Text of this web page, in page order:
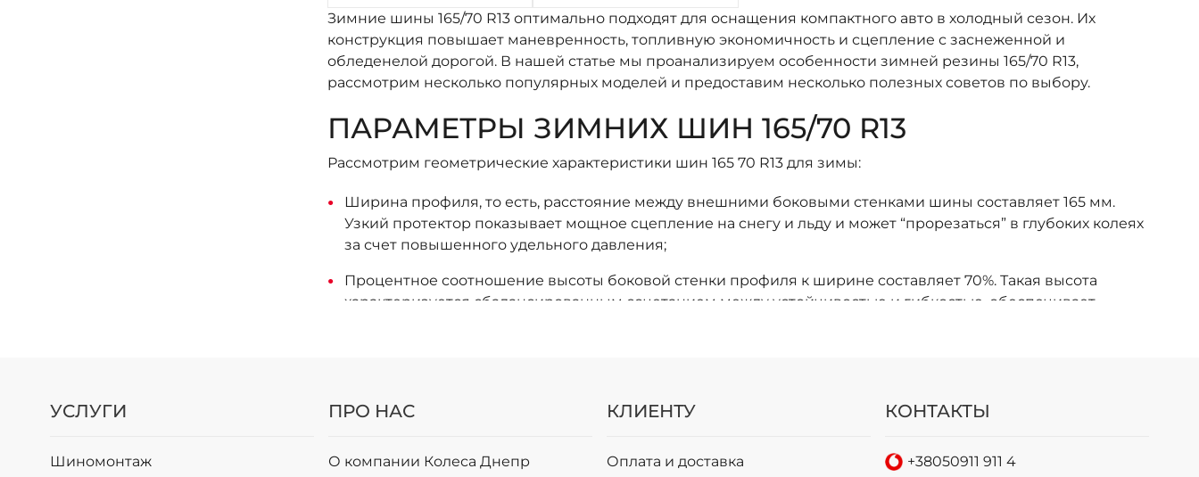
Зимние шины 165/70 R13 оптимально подходят для оснащения компактного авто в холодный сезон. Их
конструкция повышает маневренность, топливную экономичность и сцепление с заснеженной и
обледенелой дорогой. В нашей статье мы проанализируем особенности зимней резины 165/70 R13,
рассмотрим несколько популярных моделей и предоставим несколько полезных советов по выбору.
ПАРАМЕТРЫ ЗИМНИХ ШИН 165/70 R13
Рассмотрим геометрические характеристики шин 165 70 R13 для зимы:
Ширина профиля, то есть, расстояние между внешними боковыми стенками шины составляет 165 мм.
Узкий протектор показывает мощное сцепление на снегу и льду и может “прорезаться” в глубоких колеях
за счет повышенного удельного давления;
Процентное соотношение высоты боковой стенки профиля к ширине составляет 70%. Такая высота
характеризуется сбалансированным сочетанием между устойчивостью и гибкостью, обеспечивает
СОВЕТЫ ПО ВЫБОРУ РЕЗИНЫ 165 70 R13 НА ЗИМУ
Многие до сих пор уверены в том, что на зиму можно ставить только шипованные шины 165 70 r13. Резина с
УСЛУГИ
Шиномонтаж
ПРО НАС
О компании Колеса Днепр
КЛИЕНТУ
Оплата и доставка
КОНТАКТЫ
+38050911 911 4